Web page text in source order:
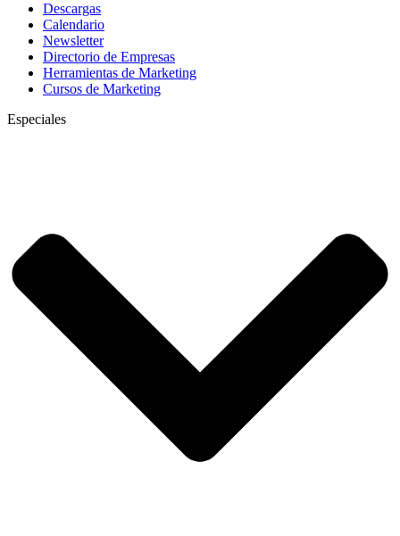
Descargas
Calendario
Newsletter
Directorio de Empresas
Herramientas de Marketing
Cursos de Marketing
Especiales